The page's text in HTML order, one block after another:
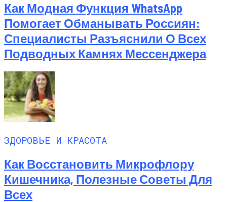
Как Модная Функция WhatsApp
Помогает Обманывать Россиян:
Специалисты Разъяснили О Всех
Подводных Камнях Мессенджера
ЗДОРОВЬЕ И КРАСОТА
Как Восстановить Микрофлору
Кишечника, Полезные Советы Для
Всех